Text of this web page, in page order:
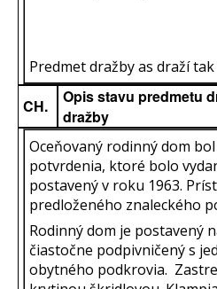
Predmet dražby as draží
CH.
Opis stavu predmetu
dražby
Oceňovaný rodinný dom
potvrdenia, ktoré bolo
postavený v roku 1963.
predloženého znaleckého
Rodinný dom je postavený
čiastočne podpivničený s
obytného podkrovia.